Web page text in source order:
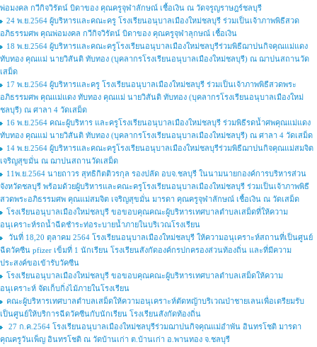
พ่อมงคล กวีกิจวิรัตน์ บิดาของ คุณครูจุฬาลักษณ์ เชื้อเงิน ณ วัดจรูญราษฎร์ชลบุรี
24 พ.ย.2564 ผู้บริหารและคณะครู โรงเรียนอนุบาลเมืองใหม่ชลบุรี ร่วมเป็นเจ้าภาพพิธีสวด
อภิธรรมศพ คุณพ่อมงคล กวีกิจวิรัตน์ บิดาของ คุณครูจุฬาลุกษณ์ เชื้อเงิน
18 พ.ย.2564 ผู้บริหารและคณะครูโรงเรียนอนุบาลเมืองใหม่ชลบุรีร่วมพิธีฌาปนกิจคุณแม่แดง
ทับทอง คุณแม่ นายวิสันติ ทับทอง (บุคลากรโรงเรียนอนุบาลเมืองใหม่ชลบุรี) ณ ฌาปนสถานวัด
เสม็ด
17 พ.ย.2564 ผู้บริหารและครู โรงเรียนอนุบาลเมืองใหม่ชลบุรี ร่วมเป็นเจ้าภาพพิธีสวดพระ
อภิธรรมศพ คุณแม่แดง ทับทอง คุณแม่ นายวิสันติ ทับทอง (บุคลากรโรงเรียนอนุบาลเมืองใหม่
ชลบุรี) ณ ศาลา 4 วัดเสม็ด
16 พ.ย.2564 คณะผู้บริหาร และครูโรงเรียนอนุบาลเมืองใหม่ชลบุรี ร่วมพิธีรดน้ำศพคุณแม่แดง
ทับทอง คุณแม่ นายวิสันติ ทับทอง (บุคลากรโรงเรียนอนุบาลเมืองใหม่ชลบุรี) ณ ศาลา 4 วัดเสม็ด
14 พ.ย.2564 ผู้บริหารและคณะครูโรงเรียนอนุบาลเมืองใหม่ชลบุรีร่วมพิธีฌาปนกิจคุณแม่สมจิต
เจริญสุขมั่น ณ ฌาปนสถานวัดเสม็ด
11พ.ย.2564 นายถาวร สุทธิกิตติวรกุล รองปลัด อบจ.ชลบุรี ในนามนายกองค์การบริหารส่วน
จังหวัดชลบุรี พร้อมด้วยผู้บริหารและคณะครูโรงเรียนอนุบาลเมืองใหม่ชลบุรี ร่วมเป็นเจ้าภาพพิธี
สวดพระอภิธรรมศพ คุณแม่สมจิต เจริญสุขมั่น มารดา คุณครูจุฬาลักษณ์ เชื้อเงิน ณ วัดเสม็ด
โรงเรียนอนุบาลเมืองใหม่ชลบุรี ขอขอบคุณคณะผู้บริหารเทศบาลตำบลเสม็ดที่ให้ความ
อนุเคราะห์รถน้ำฉีดชำระท่อระบายน้ำภายในบริเวณโรงเรียน
วันที่ 18,20 ตุลาคม 2564 โรงเรียนอนุบาลเมืองใหม่ชลบุรี ให้ความอนุเคราะห์สถานที่เป็นศูนย์
ฉีดวัคซีน pfizer เข็มที่ 1 นักเรียน โรงเรียนสังกัดองค์กรปกครองส่วนท้องถิ่น และที่มีความ
ประสงค์ขอเข้ารับวัคซีน
โรงเรียนอนุบาลเมืองใหม่ชลบุรี ขอขอบคุณคณะผู้บริหารเทศบาลตำบลเสม็ดให้ความ
อนุเคราะห์ จัดเก็บกิ่งไม้ภายในโรงเรียน
คณะผู้บริหารเทศบาลตำบลเสม็ดให้ความอนุเคราะห์ตัดหญ้าบริเวณป่าชายเลนเพื่อเตรียมรับ
เป็นศูนย์ให้บริการฉีดวัคซีนกับนักเรียน โรงเรียนสังกัดท้องถิ่น
27 ก.ค.2564 โรงเรียนอนุบาลเมืองใหม่ชลบุรีร่วมฌาปนกิจคุณแม่อำพัน อินทรโชติ มารดา
คุณครูวันเพ็ญ อินทรโชติ ณ วัดบ้านเก่า ต.บ้านเก่า อ.พานทอง จ.ชลบุรี